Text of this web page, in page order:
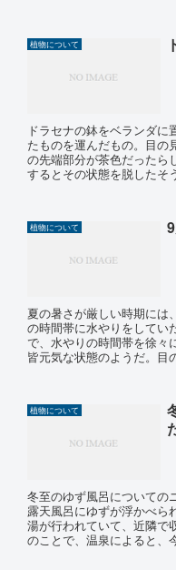
植物について
ドラセナの鉢をベランダ
たものを運んだもの。目の
の先端部分が茶色だったら
するとその状態を脱したそ
植物について
夏の暑さが厳しい時期には
の時間帯に水やりをしてい
で、水やりの時間帯を徐々
皆元気な状態のようだ。目
植物について
冬至のゆず風呂についての
露天風呂にゆずが浮かべら
湯が行われていて、近隣で
のことで、温泉によると、